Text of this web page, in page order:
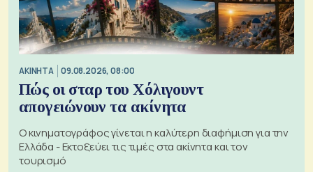
ΑΚΙΝΗΤΑ 09.08.2026, 08:00
Πώς οι σταρ του Χόλιγουντ
απογειώνουν τα ακίνητα
Ο κινηματογράφος γίνεται η καλύτερη διαφήμιση για την
Ελλάδα - Εκτοξεύει τις τιμές στα ακίνητα και τον
τουρισμό